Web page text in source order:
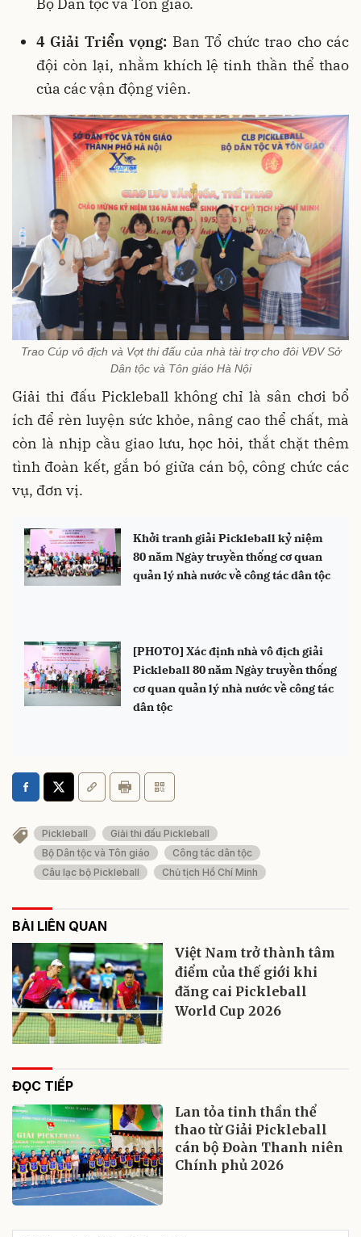
Bộ Dân tộc và Tôn giáo.
4 Giải Triển vọng: Ban Tổ chức trao cho các
đội còn lại, nhằm khích lệ tinh thần thể thao
của các vận động viên.
Trao Cúp vô địch và Vợt thi đấu của nhà tài trợ cho đôi VĐV Sở
Dân tộc và Tôn giáo Hà Nội
Giải thi đấu Pickleball không chỉ là sân chơi bổ
ích để rèn luyện sức khỏe, nâng cao thể chất, mà
còn là nhịp cầu giao lưu, học hỏi, thắt chặt thêm
tình đoàn kết, gắn bó giữa cán bộ, công chức các
vụ, đơn vị.
Khởi tranh giải Pickleball kỷ niệm
80 năm Ngày truyền thống cơ quan
quản lý nhà nước về công tác dân tộc
[PHOTO] Xác định nhà vô địch giải
Pickleball 80 năm Ngày truyền thống
cơ quan quản lý nhà nước về công tác
dân tộc
Pickleball
Giải thi đấu Pickleball
Bộ Dân tộc và Tôn giáo
Công tác dân tộc
Câu lạc bộ Pickleball
Chủ tịch Hồ Chí Minh
BÀI LIÊN QUAN
Việt Nam trở thành tâm
điểm của thế giới khi
đăng cai Pickleball
World Cup 2026
ĐỌC TIẾP
Lan tỏa tinh thần thể
thao từ Giải Pickleball
cán bộ Đoàn Thanh niên
Chính phủ 2026